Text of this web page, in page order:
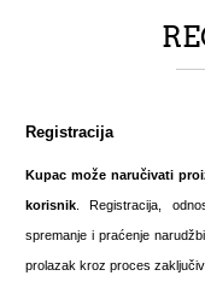
Registracija
Kupac može naručivati
korisnik . Registracija,
spremanje i praćenje
prolazak kroz proces